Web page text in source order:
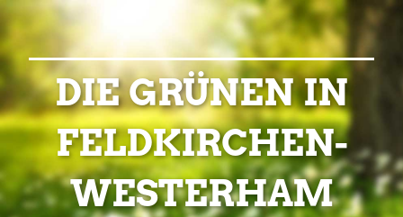
DIE GRÜNEN IN
FELDKIRCHEN-
WESTERHAM